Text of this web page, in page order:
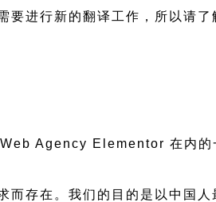
进行新的翻译工作，所以请了
Agency Elementor 在内的
而存在。我们的目的是以中国